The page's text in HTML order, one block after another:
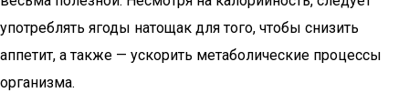
употреблять ягоды натощак для того, чтобы снизить
аппетит, а также — ускорить метаболические процессы
организма.